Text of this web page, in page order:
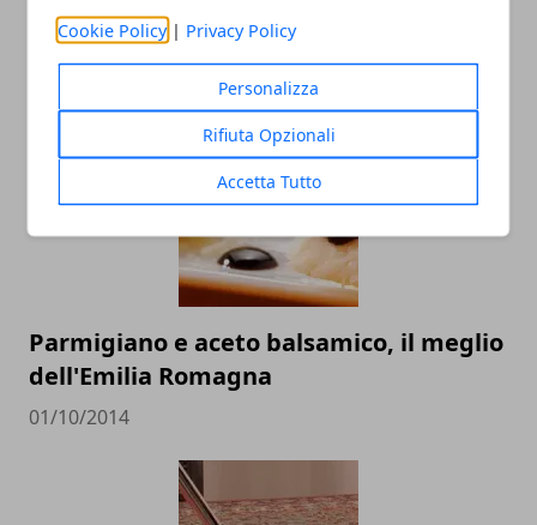
Cookie Policy | Privacy Policy
Personalizza
Rifiuta Opzionali
Accetta Tutto
Parmigiano e aceto balsamico, il meglio
dell'Emilia Romagna
01/10/2014